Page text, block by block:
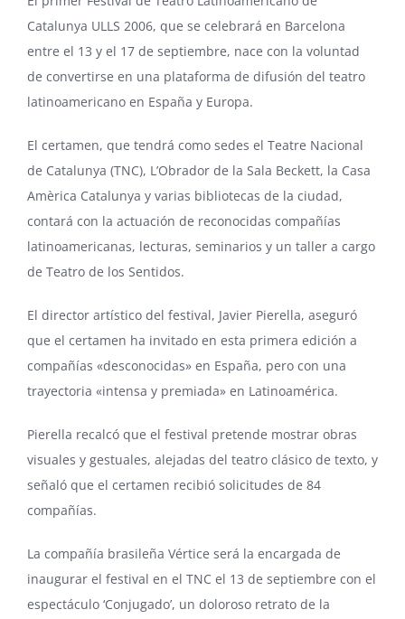
Catalunya ULLS 2006, que se celebrará en Barcelona
entre el 13 y el 17 de septiembre, nace con la voluntad
de convertirse en una plataforma de difusión del teatro
latinoamericano en España y Europa.
El certamen, que tendrá como sedes el Teatre Nacional
de Catalunya (TNC), L’Obrador de la Sala Beckett, la Casa
Amèrica Catalunya y varias bibliotecas de la ciudad,
contará con la actuación de reconocidas compañías
latinoamericanas, lecturas, seminarios y un taller a cargo
de Teatro de los Sentidos.
El director artístico del festival, Javier Pierella, aseguró
que el certamen ha invitado en esta primera edición a
compañías «desconocidas» en España, pero con una
trayectoria «intensa y premiada» en Latinoamérica.
Pierella recalcó que el festival pretende mostrar obras
visuales y gestuales, alejadas del teatro clásico de texto, y
señaló que el certamen recibió solicitudes de 84
compañías.
La compañía brasileña Vértice será la encargada de
inaugurar el festival en el TNC el 13 de septiembre con el
espectáculo ‘Conjugado’, un doloroso retrato de la